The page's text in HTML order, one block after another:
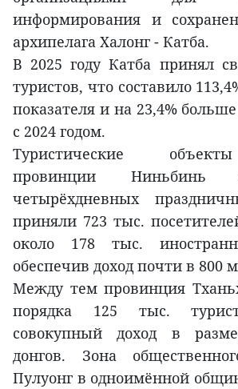
информирования и
архипелага Халонг - Катба.
В 2025 году Катба принял
туристов, что составило
показателя и на 23,4%
с 2024 годом.
Туристические
провинции Ниньбинь
четырёхдневных
приняли 723 тыс.
около 178 тыс.
обеспечив доход почти в 800
Между тем провинция
порядка 125 тыс.
совокупный доход в
донгов. Зона
Пулуонг в одноимённой